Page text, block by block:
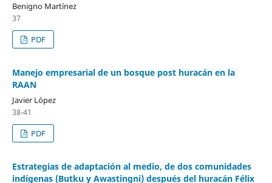
Benigno Martínez
37
PDF
Manejo empresarial de un bosque post huracán en la
RAAN
Javier López
38-41
PDF
Estrategias de adaptación al medio, de dos comunidades
indígenas (Butku y Awastingni) después del huracán Félix